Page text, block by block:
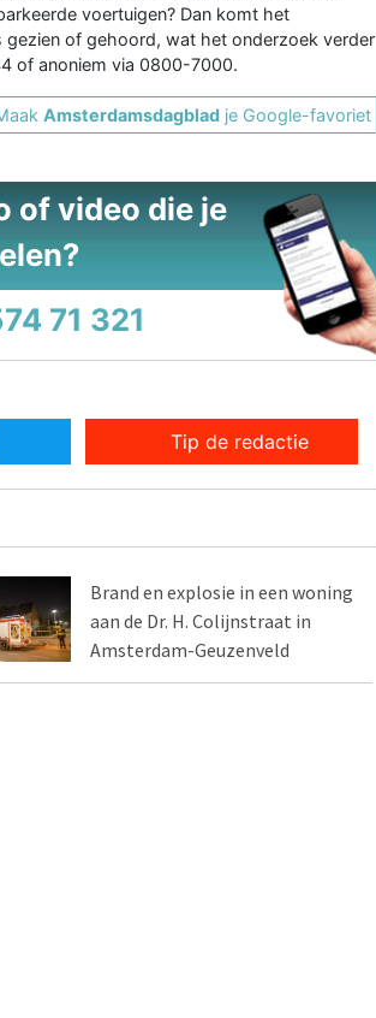
voertuigen? Dan komt het
of gehoord, wat het onderzoek verder
of anoniem via 0800-7000.
Amsterdamsdagblad je Google-favoriet
of video die je
71 321
Tip de redactie
Brand en explosie in een woning
aan de Dr. H. Colijnstraat in
Amsterdam-Geuzenveld